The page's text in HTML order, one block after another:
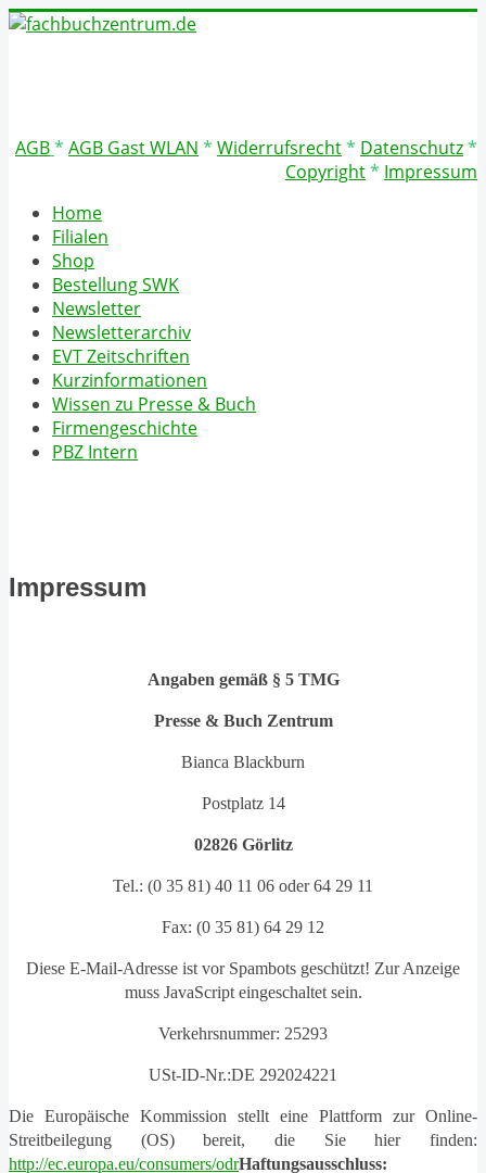
AGB* AGB Gast WLAN * Widerrufsrecht* Datenschutz*
Copyright* Impressum
Home
Filialen
Shop
Bestellung SWK
Newsletter
Newsletterarchiv
EVT Zeitschriften
Kurzinformationen
Wissen zu Presse & Buch
Firmengeschichte
PBZ Intern
Impressum
Angaben gemäß § 5 TMG
Presse & Buch Zentrum
Bianca Blackburn
Postplatz 14
02826 Görlitz
Tel.: (0 35 81) 40 11 06 oder 64 29 11
Fax: (0 35 81) 64 29 12
Diese E-Mail-Adresse ist vor Spambots geschützt! Zur Anzeige
muss JavaScript eingeschaltet sein.
Verkehrsnummer: 25293
USt-ID-Nr.:DE 292024221
Die Europäische Kommission stellt eine Plattform zur Online-
Streitbeilegung (OS) bereit, die Sie hier finden:
http://ec.europa.eu/consumers/odrHaftungsausschluss: